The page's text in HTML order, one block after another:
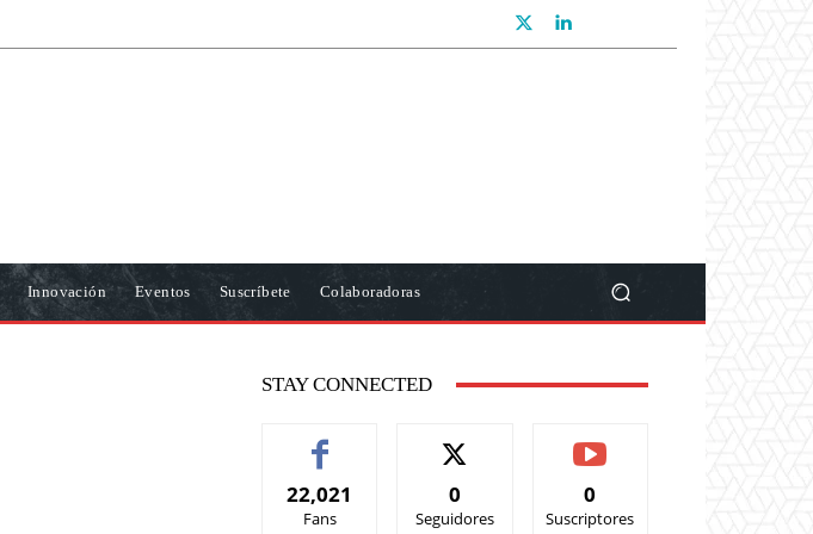
Innovación Eventos Suscríbete Colaboradoras
STAY CONNECTED
22,021
Fans
0
Seguidores
0
Suscriptores